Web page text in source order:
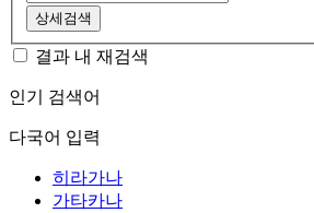
상세검색
결과 내 재검색
인기 검색어
다국어 입력
히라가나
가타카나